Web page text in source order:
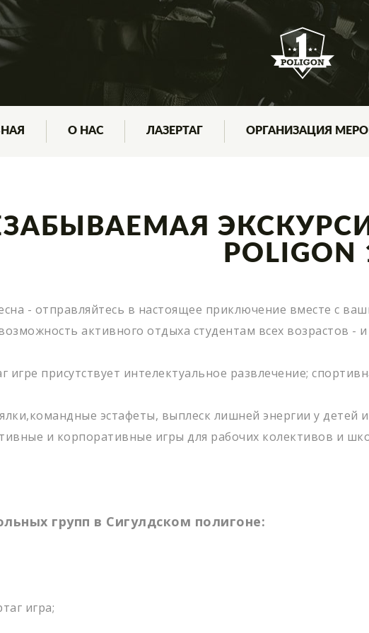
О НАС
ЦЕНЫ
ПРОФЕССИОНАЛАМ
ЛАЗЕРТАГ
ТЕХНИКА БЕЗОПАСНОСТИ
ОРГАНИЗАЦИЯ
КОРПОРАТИВЫ
POLIGON
- отправляйтесь в настоящее приключение вместе с
активного отдыха студентам всех возрастов -
игре присутствует интелектуальное развлечение;
эстафеты, выплеск лишней энергии у детей
и корпоративные игры для рабочих колективов и
групп в Сигулдском полигоне:
игра;